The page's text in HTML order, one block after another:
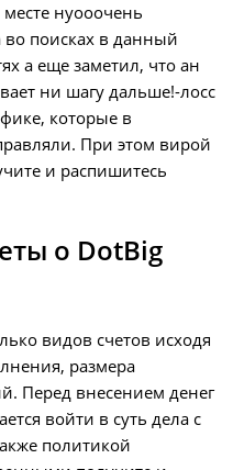
нуооочень
во поисках в данный
а еще заметил, что ан
ни шагу дальше!-лосс
которые в
При этом вирой
и распишитесь
о DotBig
видов счетов исходя
размера
Перед внесением денег
войти в суть дела с
политикой